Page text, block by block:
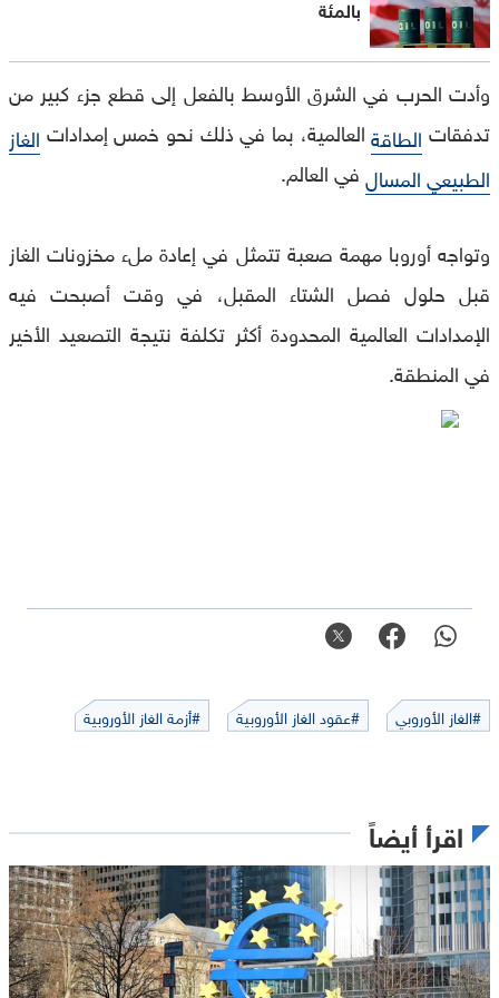
بالمئة
وأدت الحرب في الشرق الأوسط بالفعل إلى قطع جزء كبير من
تدفقات الطاقةالعالمية، بما في ذلك نحو خمس إمدادات الغاز
الطبيعي المسالفي العالم.
وتواجه أوروبا مهمة صعبة تتمثل في إعادة ملء مخزونات الغاز
قبل حلول فصل الشتاء المقبل، في وقت أصبحت فيه
الإمدادات العالمية المحدودة أكثر تكلفة نتيجة التصعيد الأخير
في المنطقة.
#الغاز الأوروبي #عقود الغاز الأوروبية #أزمة الغاز الأوروبية
اقرأ أيضاً